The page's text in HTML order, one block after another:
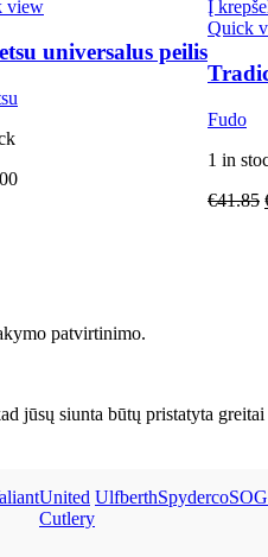
view
universalus peilis
Į
Quick
Fudo
1 in
€41.85
patvirtinimo.
jūsų siunta būtų pristatyta
United
Cutlery
UlfberthSpydercoSOG